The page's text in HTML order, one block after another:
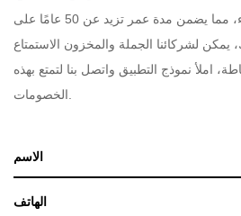
منتجنا يتميز بجودة وأداء، مما يضمن مدة عمر تزيد عن 50 عامًا على
يمكن لشركائنا الجملة والمخزون الاستمتاع
املأ نموذج التطبيق واتصل بنا لتمتع بهذه